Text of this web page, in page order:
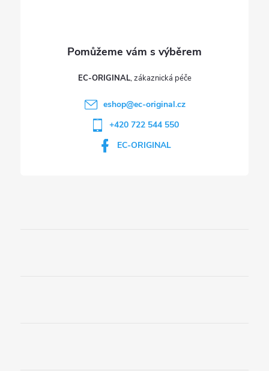
EC-ORIGINAL
eshop@ec-original.cz
+420 722 544 550
EC-ORIGINAL